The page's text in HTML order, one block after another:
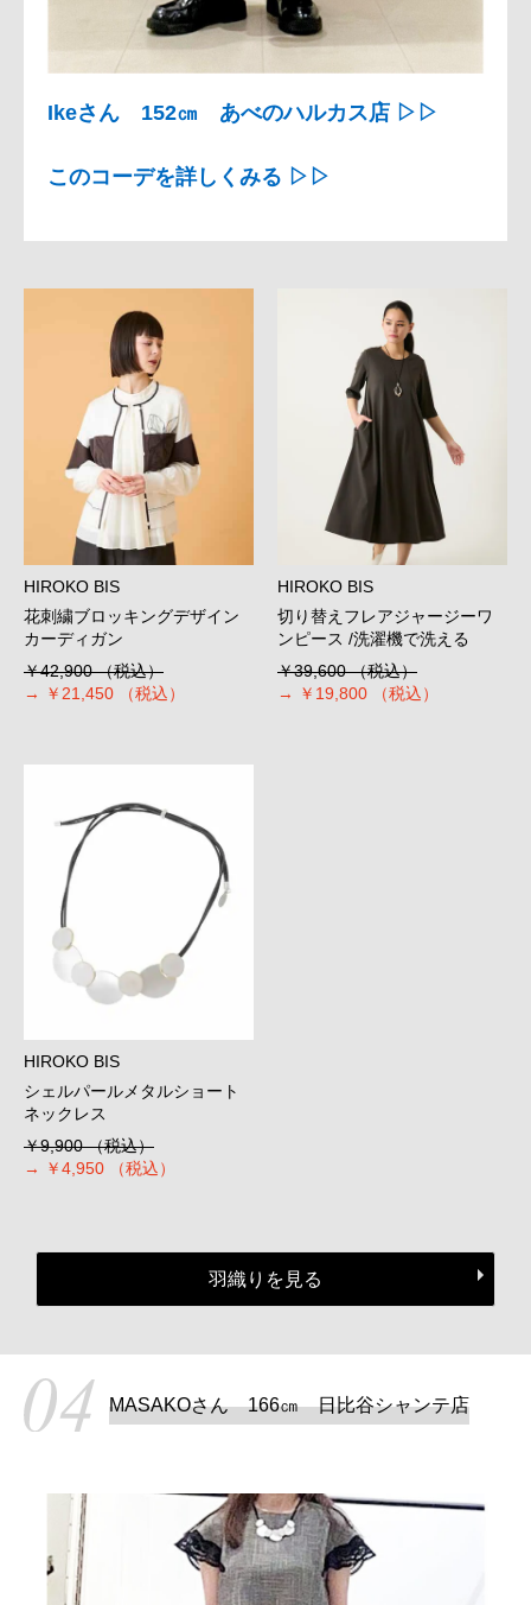
Ikeさん 152㎝ あべのハルカス店 ▷▷
このコーデを詳しくみる ▷▷
HIROKO BIS
花刺繍ブロッキングデザイン
カーディガン
￥42,900（税込）
→
￥21,450 （税込）
HIROKO BIS
切り替えフレアジャージーワ
ンピース /洗濯機で洗える
￥39,600（税込）
→
￥19,800 （税込）
HIROKO BIS
シェルパールメタルショート
ネックレス
￥9,900（税込）
→
￥4,950 （税込）
羽織りを見る
MASAKOさん 166㎝ 日比谷シャンテ店